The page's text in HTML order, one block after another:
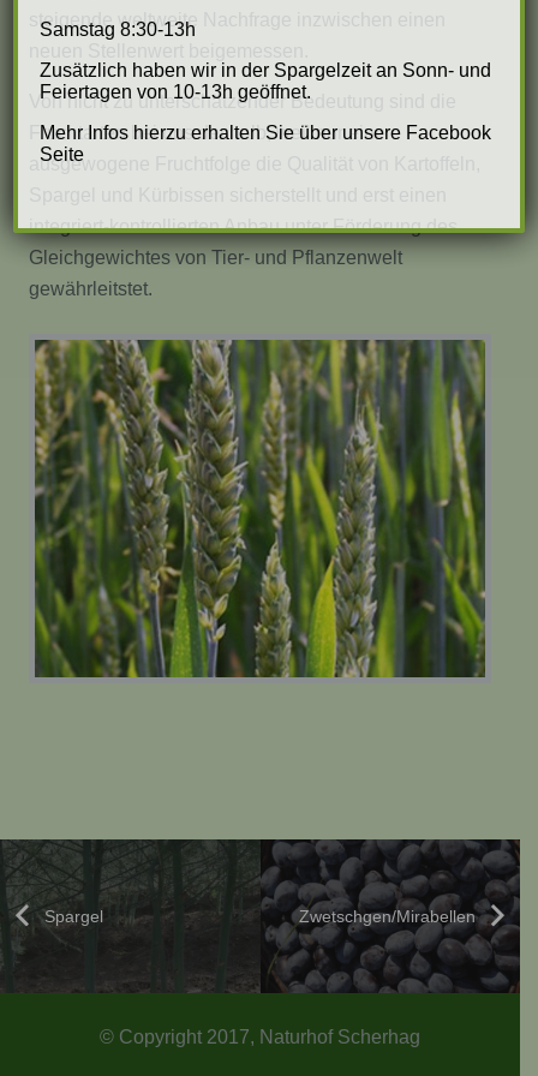
steigende weltweite Nachfrage inzwischen einen
Von nicht zu unterschätzender Bedeutung sind die
Fruchtarten bei uns deshalb, weil nur eine
ausgewogene Fruchtfolge die Qualität von Kartoffeln,
integriert-kontrollierten Anbau unter Förderung des
Gleichgewichtes von Tier- und Pflanzenwelt
gewährleitstet.
Spargel Zwetschgen/Mirabellen
© Copyright 2017, Naturhof Scherhag
Samstag 8:30-13h
Zusätzlich haben wir in der Spargelzeit an Sonn- und
Feiertagen von 10-13h geöffnet.
Mehr Infos hierzu erhalten Sie über unsere Facebook
Seite